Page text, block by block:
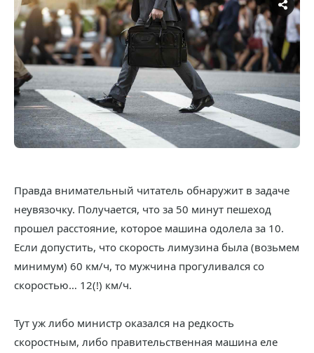
Правда внимательный читатель обнаружит в задаче
неувязочку. Получается, что за 50 минут пешеход
прошел расстояние, которое машина одолела за 10.
Если допустить, что скорость лимузина была (возьмем
минимум) 60 км/ч, то мужчина прогуливался со
скоростью… 12(!) км/ч.
Тут уж либо министр оказался на редкость
скоростным, либо правительственная машина еле